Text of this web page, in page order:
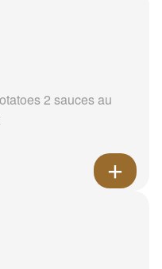
2 sauces au